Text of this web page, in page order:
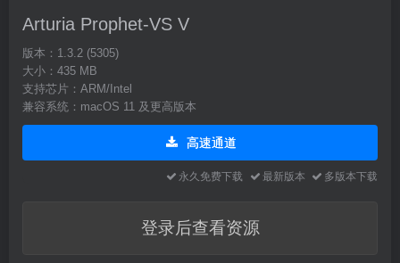
Arturia Prophet-VS V
版本：1.3.2 (5305)
大小：435 MB
支持芯片：ARM/Intel
兼容系统：macOS 11 及更高版本
高速通道
永久免费下载 最新版本 多版本下载
登录后查看资源